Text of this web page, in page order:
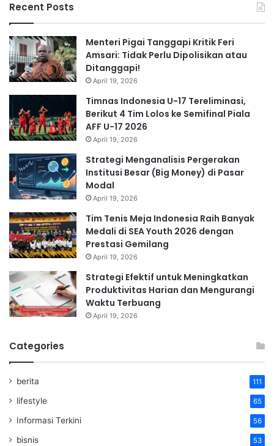
Recent Posts
Menteri Pigai Tanggapi Kritik Feri
Amsari: Tidak Perlu Dipolisikan atau
Ditanggapi!
April 19, 2026
Timnas Indonesia U-17 Tereliminasi,
Berikut 4 Tim Lolos ke Semifinal Piala
AFF U-17 2026
April 19, 2026
Strategi Menganalisis Pergerakan
Institusi Besar (Big Money) di Pasar
Modal
April 19, 2026
Tim Tenis Meja Indonesia Raih Banyak
Medali di SEA Youth 2026 dengan
Prestasi Gemilang
April 19, 2026
Strategi Efektif untuk Meningkatkan
Produktivitas Harian dan Mengurangi
Waktu Terbuang
April 19, 2026
Categories
berita 111
lifestyle 65
Informasi Terkini 56
bisnis 53